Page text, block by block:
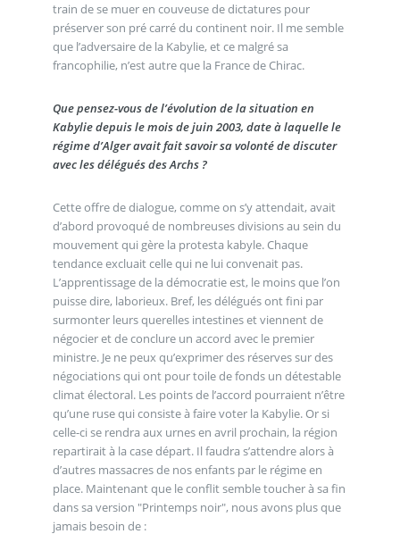
train de se muer en couveuse de dictatures pour
préserver son pré carré du continent noir. Il me semble
que l’adversaire de la Kabylie, et ce malgré sa
francophilie, n’est autre que la France de Chirac.
Que pensez-vous de l’évolution de la situation en
Kabylie depuis le mois de juin 2003, date à laquelle le
régime d’Alger avait fait savoir sa volonté de discuter
avec les délégués des Archs ?
Cette offre de dialogue, comme on s’y attendait, avait
d’abord provoqué de nombreuses divisions au sein du
mouvement qui gère la protesta kabyle. Chaque
tendance excluait celle qui ne lui convenait pas.
L’apprentissage de la démocratie est, le moins que l’on
puisse dire, laborieux. Bref, les délégués ont fini par
surmonter leurs querelles intestines et viennent de
négocier et de conclure un accord avec le premier
ministre. Je ne peux qu’exprimer des réserves sur des
négociations qui ont pour toile de fonds un détestable
climat électoral. Les points de l’accord pourraient n’être
qu’une ruse qui consiste à faire voter la Kabylie. Or si
celle-ci se rendra aux urnes en avril prochain, la région
repartirait à la case départ. Il faudra s’attendre alors à
d’autres massacres de nos enfants par le régime en
place. Maintenant que le conflit semble toucher à sa fin
dans sa version "Printemps noir", nous avons plus que
jamais besoin de :